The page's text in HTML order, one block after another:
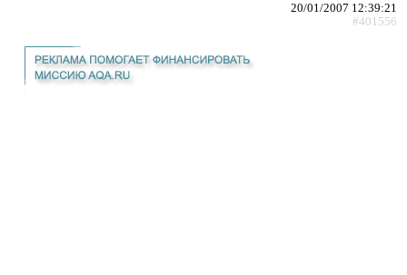
20/01/2007 12:39:21
#401556